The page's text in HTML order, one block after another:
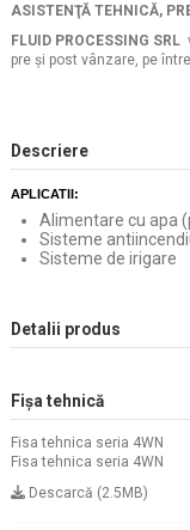
ASISTENŢĂ TEHNICĂ,
FLUID PROCESSING SRL
pre şi post vânzare, pe
Descriere
APLICATII:
Alimentare cu apa
Sisteme
Sisteme de irigare
Detalii produs
Fișa tehnică
Fisa tehnica seria 4WN
Fisa tehnica seria 4WN
Descarcă (2.5MB)